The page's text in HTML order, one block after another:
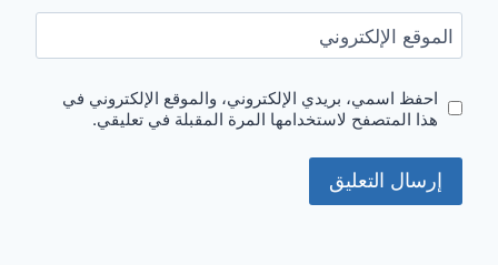
الموقع الإلكتروني
احفظ اسمي، بريدي الإلكتروني، والموقع الإلكتروني في
هذا المتصفح لاستخدامها المرة المقبلة في تعليقي.